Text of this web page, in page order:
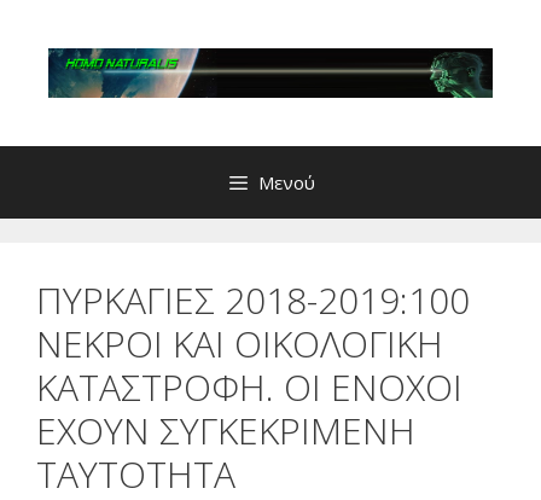
περιεχόμενο
Μενού
ΠΥΡΚΑΓΙΕΣ 2018-2019:100
ΝΕΚΡΟΙ ΚAI ΟΙΚΟΛΟΓΙΚΗ
ΚΑΤΑΣΤΡΟΦΗ. ΟΙ ΕΝΟΧΟΙ
ΕΧΟΥΝ ΣΥΓΚΕΚΡΙΜΕΝΗ
ΤΑΥΤΟΤΗΤΑ